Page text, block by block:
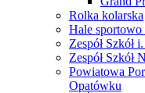
Rolka kolarska
Hale
Zespół Szkół
Zespół Szkół
Powiatowa
Opatówku